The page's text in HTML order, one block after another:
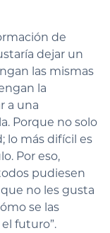
de
dejar un
las mismas
la
a una
Porque no solo
lo más difícil es
Por eso,
pudiesen
no les gusta
se las
futuro”.